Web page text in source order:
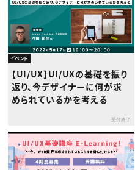
イベント
【UI/UX】UI/UXの基礎を振り
返り、今デザイナーに何が求
められているかを考える
受付終了